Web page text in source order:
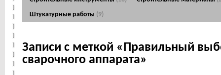
Штукатурные работы (9)
Записи с меткой «Правильный
сварочного аппарата»